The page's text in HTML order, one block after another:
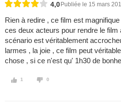
4,0 Publiée le 15 mars
Rien à redire , ce film est
ces deux acteurs pour rendre le film
scénario est véritablement
larmes , la joie , ce film peut
chose , si ce n'est qu' 1h30 de
1 0